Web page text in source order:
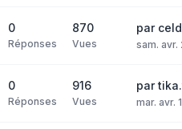
0
Réponses
870
Vues
par
sam. avr.
0
Réponses
916
Vues
par
mar. avr.